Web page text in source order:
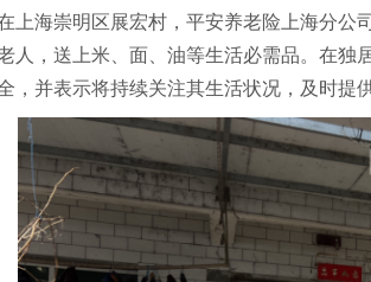
海崇明区展宏村，平安养老险上海分公
人，送上米、面、油等生活必需品。在独
，并表示将持续关注其生活状况，及时提